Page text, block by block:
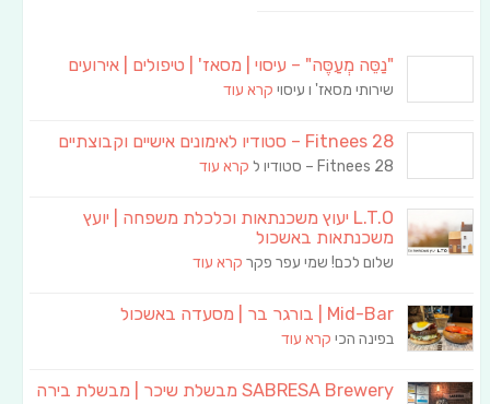
"נַסֵּה מְעַסֶּה" – עיסוי | מסאז' | טיפולים | אירועים
שירותי מסאז' ו עיסוי קרא עוד
Fitnees 28 – סטודיו לאימונים אישיים וקבוצתיים
Fitnees 28 – סטודיו ל קרא עוד
L.T.O יעוץ משכנתאות וכלכלת משפחה | יועץ
משכנתאות באשכול
שלום לכם! שמי עפר פקר קרא עוד
Mid-Bar | בורגר בר | מסעדה באשכול
בפינה הכי קרא עוד
SABRESA Brewery מבשלת שיכר | מבשלת בירה